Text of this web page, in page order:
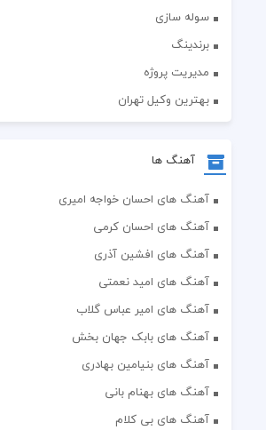
سوله سازی
برندینگ
مدیریت پروژه
بهترین وکیل تهران
آهنگ ها
آهنگ های احسان خواجه امیری
آهنگ های احسان کرمی
آهنگ های افشین آذری
آهنگ های امید نعمتی
آهنگ های امیر عباس گلاب
آهنگ های بابک جهان بخش
آهنگ های بنیامین بهادری
آهنگ های بهنام بانی
آهنگ های بی کلام